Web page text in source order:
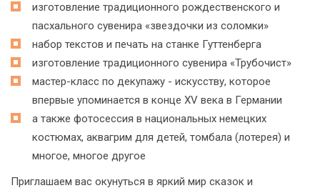
изготовление традиционного рождественского и
пасхального сувенира «звездочки из соломки»
набор текстов и печать на станке Гуттенберга
изготовление традиционного сувенира «Трубочист»
мастер-класс по декупажу - искусству, которое
впервые упоминается в конце XV века в Германии
а также фотосессия в национальных немецких
костюмах, аквагрим для детей, томбала (лотерея) и
многое, многое другое
Приглашаем вас окунуться в яркий мир сказок и